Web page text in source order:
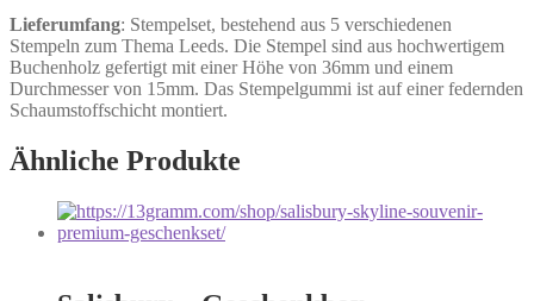
Lieferumfang: Stempelset, bestehend aus 5 verschiedenen
Stempeln zum Thema Leeds. Die Stempel sind aus hochwertigem
Buchenholz gefertigt mit einer Höhe von 36mm und einem
Durchmesser von 15mm. Das Stempelgummi ist auf einer federnden
Schaumstoffschicht montiert.
Ähnliche Produkte